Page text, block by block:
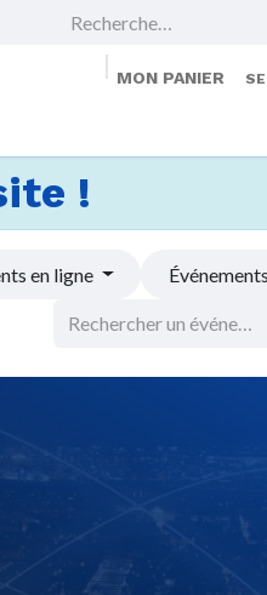
MON PANIER
!
en ligne